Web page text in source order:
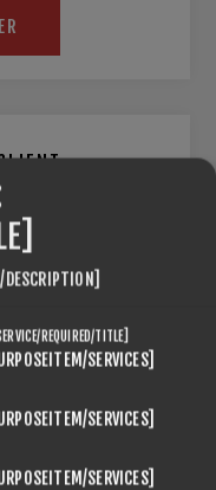
REQUIRED/TITLE]
SERVICES]
SERVICES]
SERVICES]